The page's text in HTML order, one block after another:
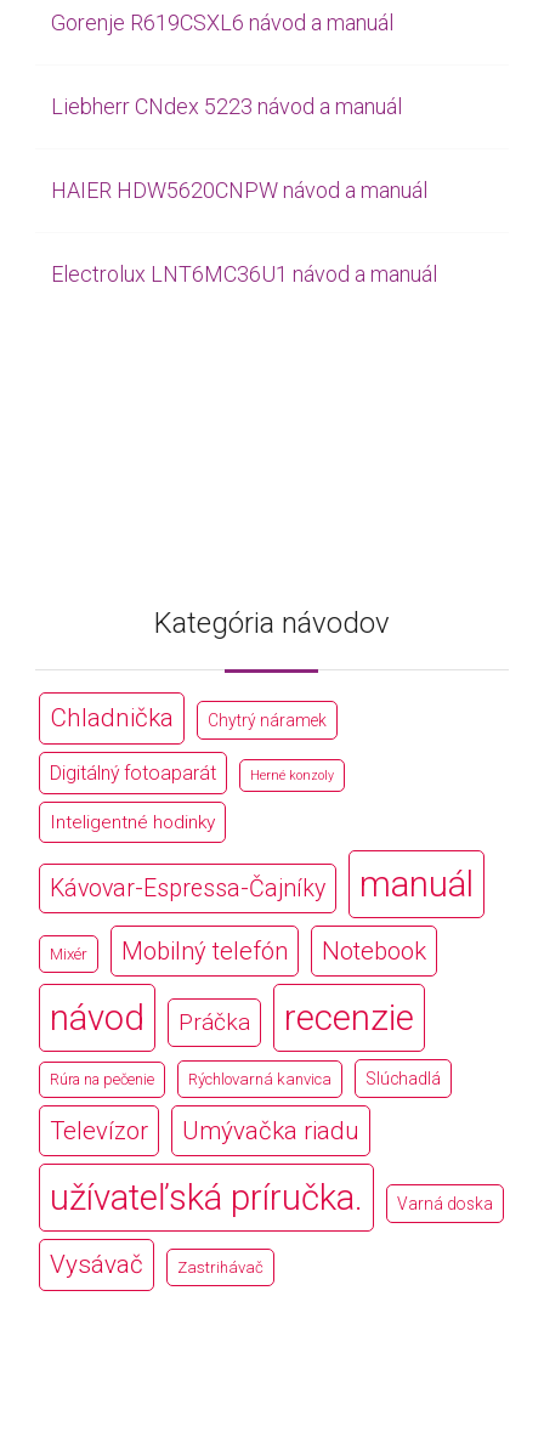
Gorenje R619CSXL6 návod a manuál
Liebherr CNdex 5223 návod a manuál
HAIER HDW5620CNPW návod a manuál
Electrolux LNT6MC36U1 návod a manuál
Kategória návodov
Chladnička Chytrý náramek
Digitálný fotoaparát Herné konzoly
Inteligentné hodinky
Kávovar-Espressa-Čajníky manuál
Mixér Mobilný telefón Notebook
návod Práčka recenzie
Rúra na pečenie Rýchlovarná kanvica Slúchadlá
Televízor Umývačka riadu
užívateľská príručka. Varná doska
Vysávač Zastrihávač